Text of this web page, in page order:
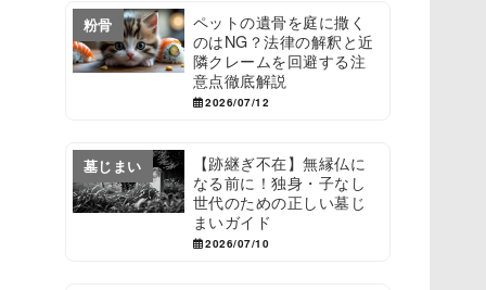
粉骨
ペットの遺骨を庭に撒く
のはNG？法律の解釈と近
隣クレームを回避する注
意点徹底解説
2026/07/12
墓じまい
【跡継ぎ不在】無縁仏に
なる前に！独身・子なし
世代のための正しい墓じ
まいガイド
2026/07/10